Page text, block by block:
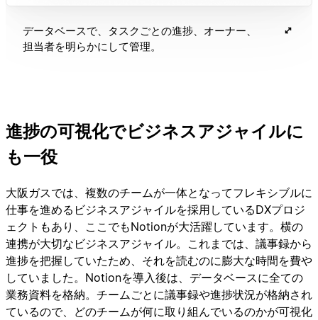
データベースで、タスクごとの進捗、オーナー、
担当者を明らかにして管理。
進捗の可視化でビジネスアジャイルに
も一役
大阪ガスでは、複数のチームが一体となってフレキシブルに
仕事を進めるビジネスアジャイルを採用しているDXプロジ
ェクトもあり、ここでもNotionが大活躍しています。横の
連携が大切なビジネスアジャイル。これまでは、議事録から
進捗を把握していたため、それを読むのに膨大な時間を費や
していました。Notionを導入後は、データベースに全ての
業務資料を格納。チームごとに議事録や進捗状況が格納され
ているので、どのチームが何に取り組んでいるのかが可視化